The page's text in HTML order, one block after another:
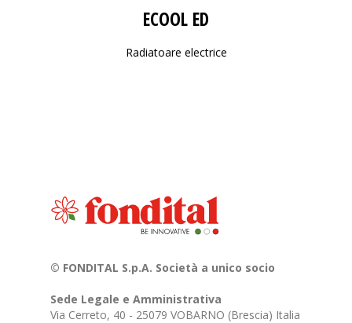
ECOOL ED
Radiatoare electrice
© FONDITAL S.p.A. Società a unico socio
Sede Legale e Amministrativa
Via Cerreto, 40 - 25079 VOBARNO (Brescia) Italia